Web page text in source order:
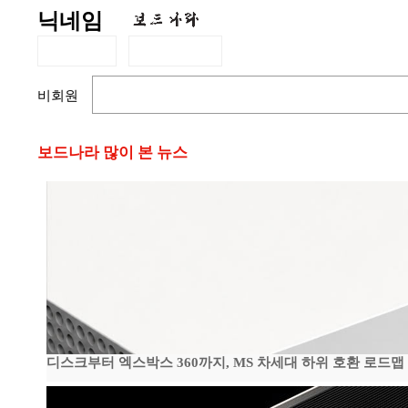
닉네임
비회원
보드나라 많이 본 뉴스
디스크부터 엑스박스 360까지, MS 차세대 하위 호환 로드맵